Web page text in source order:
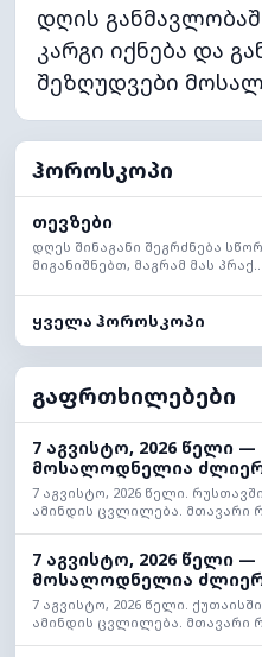
დღის
კარგი იქნება და
შეზღუდვები
ჰოროსკოპი
თევზები
დღეს შინაგანი შეგრძნება
მიგანიშნებთ, მაგრამ მას პრაქ...
ყველა ჰოროსკოპი
გაფრთხილებები
7 აგვისტო, 2026 წელი
მოსალოდნელია
7 აგვისტო, 2026 წელი.
ამინდის ცვლილება. მთავარი
7 აგვისტო, 2026 წელი —
მოსალოდნელია
7 აგვისტო, 2026 წელი.
ამინდის ცვლილება. მთავარი